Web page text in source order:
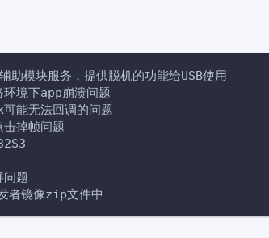
助模块服务，提供脱机的功能给USB使用
境下app崩溃问题
无法回调的问题
掉帧问题
问题
者镜像zip文件中